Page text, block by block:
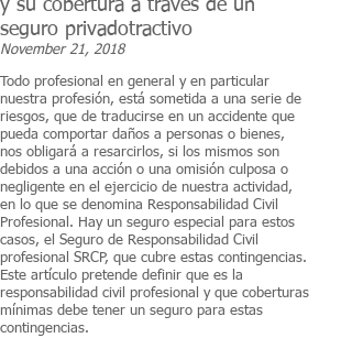
y su cobertura a través de un
seguro privadotractivo
November 21, 2018
Todo profesional en general y en particular
nuestra profesión, está sometida a una serie de
riesgos, que de traducirse en un accidente que
pueda comportar daños a personas o bienes,
nos obligará a resarcirlos, si los mismos son
debidos a una acción o una omisión culposa o
negligente en el ejercicio de nuestra actividad,
en lo que se denomina Responsabilidad Civil
Profesional. Hay un seguro especial para estos
casos, el Seguro de Responsabilidad Civil
profesional SRCP, que cubre estas contingencias.
Este artículo pretende definir que es la
responsabilidad civil profesional y que coberturas
mínimas debe tener un seguro para estas
contingencias.